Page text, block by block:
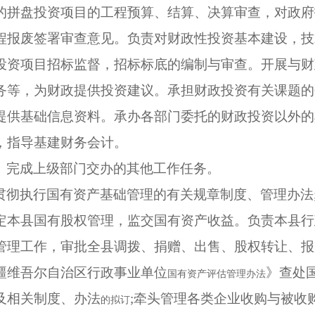
盘投资项目的工程预算、结算、决算审查，对政
废签署审查意见。负责对财政性投资基本建设，
项目招标监督，招标标底的编制与审查。开展与
，为财政提供投资建议。承担财政投资有关课题
基础信息资料。承办各部门委托的财政投资以外
导基建财务会计。
成上级部门交办的其他工作任务。
执行国有资产基础管理的有关规章制度、管理办
县国有股权管理，监交国有资产收益。负责本县
工作，审批全县调拨、捐赠、出售、股权转让、
维吾尔自治区行政事业单位 国有资产评估管理办法》查处
相关制度、办法的拟订;牵头管理各类企业收购与被收